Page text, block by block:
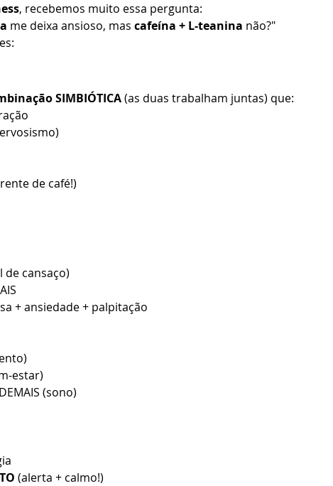
, recebemos muito essa pergunta:
me deixa ansioso, mas cafeína + L-teanina não?"
SIMBIÓTICA (as duas trabalham juntas) que:
de café!)
de cansaço)
+ ansiedade + palpitação
estar)
(sono)
(alerta + calmo!)